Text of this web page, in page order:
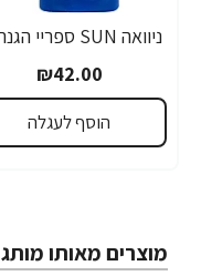
₪42.00
הוסף לעגלה
מוצרים מאותו מותג